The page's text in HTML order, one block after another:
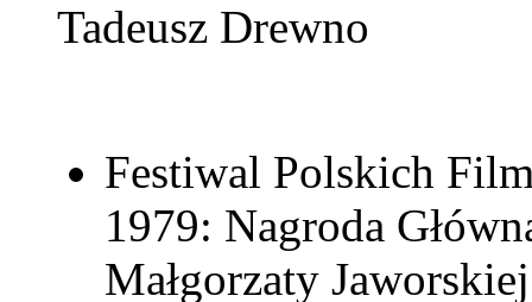
Tadeusz Drewno
Festiwal Polskich
1979: Nagroda
Małgorzaty Jaworskiej